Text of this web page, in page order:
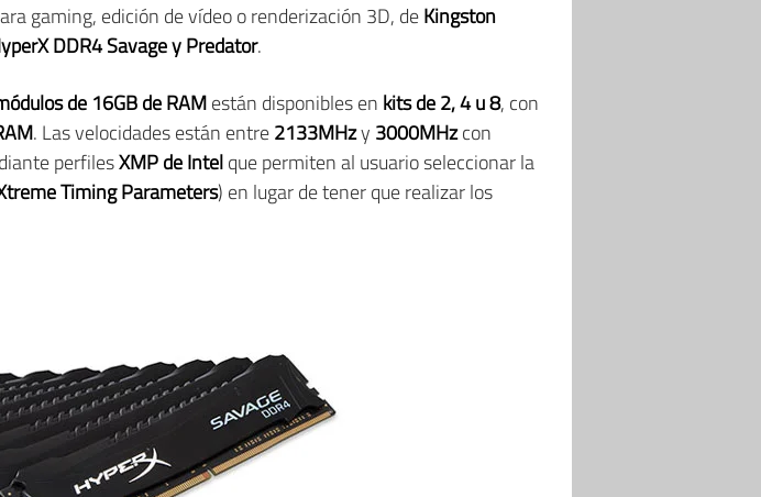
gaming, edición de vídeo o renderización 3D, deKingston
DDR4 Savage y Predator.
de 16GB de RAMestán disponibles en kits de 2, 4 u 8, con
. Las velocidades están entre2133MHzy 3000MHzcon
perfilesXMP de Intelque permiten al usuario seleccionar la
Timing Parameters) en lugar de tener que realizar los